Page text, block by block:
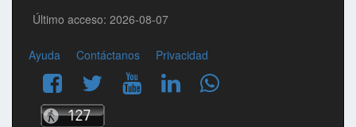
Último acceso: 2026-08-07
Ayuda Contáctanos Privacidad